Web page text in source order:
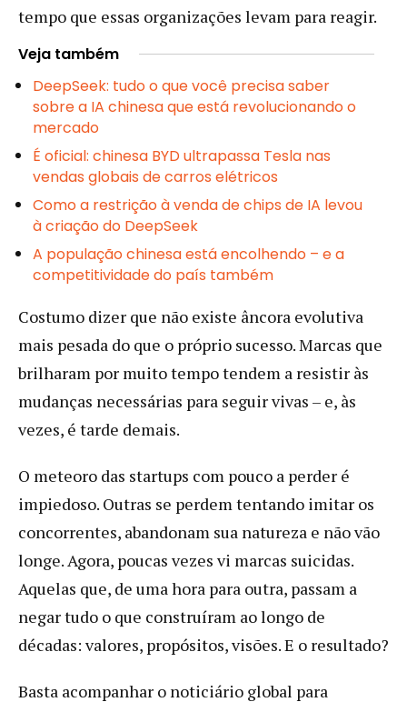
tempo que essas organizações levam para reagir.
Veja também
DeepSeek: tudo o que você precisa saber
sobre a IA chinesa que está revolucionando o
mercado
É oficial: chinesa BYD ultrapassa Tesla nas
vendas globais de carros elétricos
Como a restrição à venda de chips de IA levou
à criação do DeepSeek
A população chinesa está encolhendo – e a
competitividade do país também
Costumo dizer que não existe âncora evolutiva
mais pesada do que o próprio sucesso. Marcas que
brilharam por muito tempo tendem a resistir às
mudanças necessárias para seguir vivas – e, às
vezes, é tarde demais.
O meteoro das startups com pouco a perder é
impiedoso. Outras se perdem tentando imitar os
concorrentes, abandonam sua natureza e não vão
longe. Agora, poucas vezes vi marcas suicidas.
Aquelas que, de uma hora para outra, passam a
negar tudo o que construíram ao longo de
décadas: valores, propósitos, visões. E o resultado?
Basta acompanhar o noticiário global para